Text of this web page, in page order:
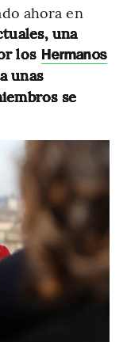
ahora en
una
los Hermanos
unas
se